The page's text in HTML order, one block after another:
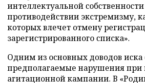
интеллектуальной
противодействии экстремизму,
которых влечет отмену
зарегистрированного списка».
Одним из основных доводов иска
предполагаемые нарушения при
агитационной кампании. В